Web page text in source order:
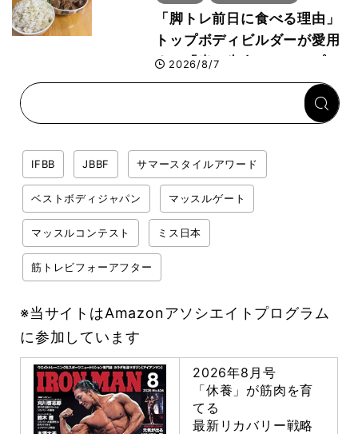
「脚トレ前日に食べる理由」
トップボディビルダーが愛用
する「米＋牛肉」のシンプル
回復メシとは？
2026/8/7
IFBB JBBF サマースタイルアワード
ベストボディジャパン マッスルゲート
マッスルコンテスト ミス日本
筋トレビフォーアフター
※当サイトはAmazonアソシエイトプログラム
に参加しています
2026年8月号
「休養」が筋肉を育
てる
最新リカバリー戦略